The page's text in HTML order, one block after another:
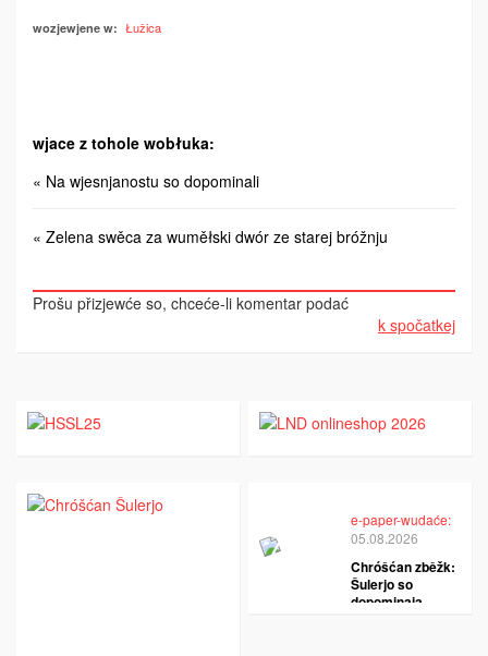
wozjewjene w: Łužica
wjace z tohole wobłuka:
« Na wjesnjanostu so dopominali
« Zelena swěca za wuměłski dwór ze starej bróžnju
Prošu přizjewće so, chceće-li komentar podać
k spočatkej
e-paper-wudaće:
05.08.2026
Chróšćan zběžk:
Šulerjo so
dopominaja